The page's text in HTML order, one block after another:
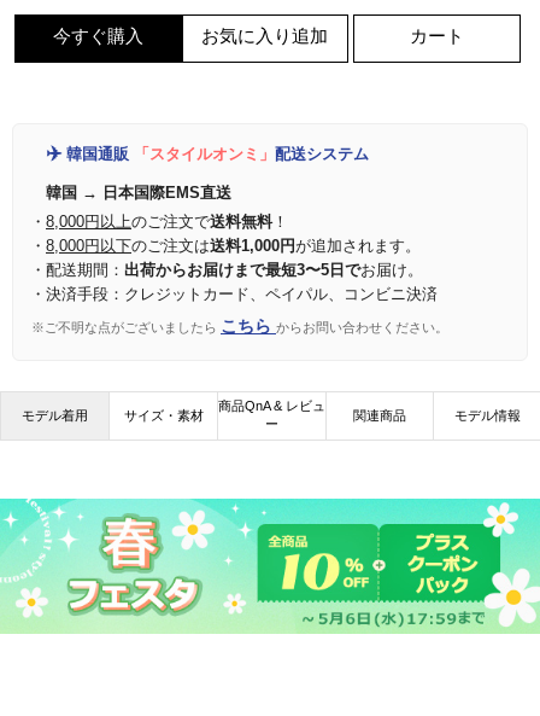
今すぐ購入 お気に入り追加 カート
✈️ 韓国通販 「スタイルオンミ」 配送システム
韓国 → 日本国際EMS直送
・ 8,000円以上のご注文で送料無料！
・ 8,000円以下のご注文は送料1,000円が追加されます。
・配送期間： 出荷からお届けまで最短3〜5日でお届け。
・決済手段：クレジットカード、ペイパル、コンビニ決済
※ご不明な点がございましたら こちら からお問い合わせください。
モデル着用 サイズ・素材
商品QnA & レビュ
ー
関連商品 モデル情報